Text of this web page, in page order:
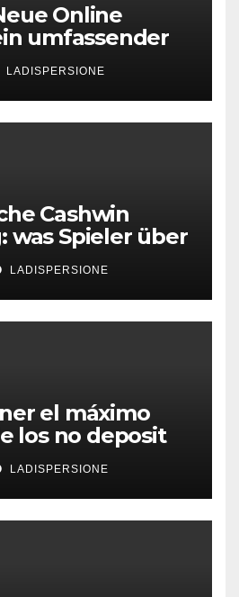
Online
umfassender
moderne
LADISPERSIONE
Cashwin
was Spieler über
denken
LADISPERSIONE
el máximo
los no deposit
de roby casino
LADISPERSIONE